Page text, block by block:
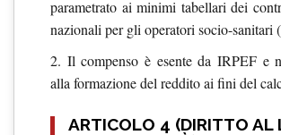
parametrato ai minimi tabellari dei
nazionali per gli operatori socio-sanitari
2. Il compenso è esente da IRPEF e
alla formazione del reddito ai fini del
ARTICOLO 4 (DIRITTO AL